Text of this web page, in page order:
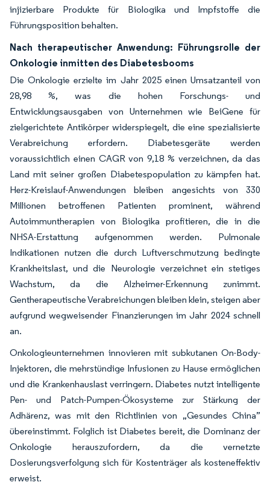
injizierbare Produkte für Biologika und Impfstoffe die
Führungsposition behalten.
Nach therapeutischer Anwendung: Führungsrolle der
Onkologie inmitten des Diabetesbooms
Die Onkologie erzielte im Jahr 2025 einen Umsatzanteil von
28,98 %, was die hohen Forschungs- und
Entwicklungsausgaben von Unternehmen wie BeiGene für
zielgerichtete Antikörper widerspiegelt, die eine spezialisierte
Verabreichung erfordern. Diabetesgeräte werden
voraussichtlich einen CAGR von 9,18 % verzeichnen, da das
Land mit seiner großen Diabetespopulation zu kämpfen hat.
Herz-Kreislauf-Anwendungen bleiben angesichts von 330
Millionen betroffenen Patienten prominent, während
Autoimmuntherapien von Biologika profitieren, die in die
NHSA-Erstattung aufgenommen werden. Pulmonale
Indikationen nutzen die durch Luftverschmutzung bedingte
Krankheitslast, und die Neurologie verzeichnet ein stetiges
Wachstum, da die Alzheimer-Erkennung zunimmt.
Gentherapeutische Verabreichungen bleiben klein, steigen aber
aufgrund wegweisender Finanzierungen im Jahr 2024 schnell
an.
Onkologieunternehmen innovieren mit subkutanen On-Body-
Injektoren, die mehrstündige Infusionen zu Hause ermöglichen
und die Krankenhauslast verringern. Diabetes nutzt intelligente
Pen- und Patch-Pumpen-Ökosysteme zur Stärkung der
Adhärenz, was mit den Richtlinien von „Gesundes China”
übereinstimmt. Folglich ist Diabetes bereit, die Dominanz der
Onkologie herauszufordern, da die vernetzte
Dosierungsverfolgung sich für Kostenträger als kosteneffektiv
erweist.